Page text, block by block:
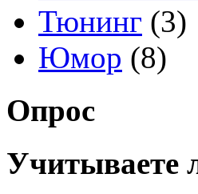
Тюнинг (3)
Юмор (8)
Опрос
Учитываете